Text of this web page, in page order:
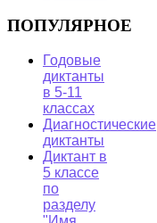
ПОПУЛЯРНОЕ
Годовые
диктанты
в 5-11
классах
Диагностические
диктанты
Диктант в
5 классе
по
разделу